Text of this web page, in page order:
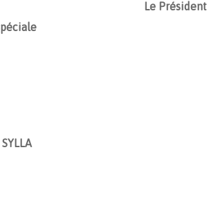
Le Président